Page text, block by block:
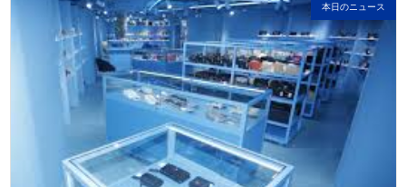
本日のニュース